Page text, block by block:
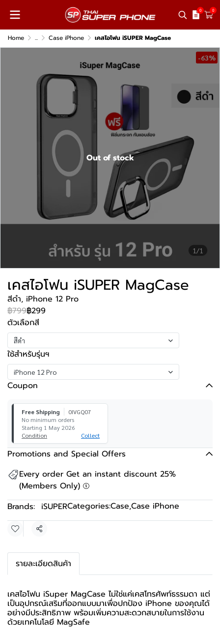
0 0
Home ... Case iPhone เคสไอโฟน iSUPER MagCase
1/1
-63%
Out of stock
เคสไอโฟน iSUPER MagCase
สีดำ, iPhone 12 Pro
฿799฿299
ตัวเลือกสี
สีดำ
ใช้สำหรับรุ่นฯ
iPhone 12 Pro
Coupon
Free Shipping
0IVGQ07
No minimum orders
Starting 1 May 2026
Condition
Collect
Promotions and Special Offers
Every order Get an instant discount 25%
(Members Only)
Brands: iSUPERCategories:Case,Case iPhone
Share
รายละเอียดสินค้า
เคสไอโฟน iSuper MagCase ไม่ใช่แค่เคสโทรศัพท์ธรรมดา แต่
เป็นอุปกรณ์เสริมที่ออกแบบมาเพื่อปกป้อง iPhone ของคุณได้
อย่างมีประสิทธิภาพ พร้อมเพิ่มความสะดวกสบายในการใช้งาน
ด้วยเทคโนโลยี MagSafe